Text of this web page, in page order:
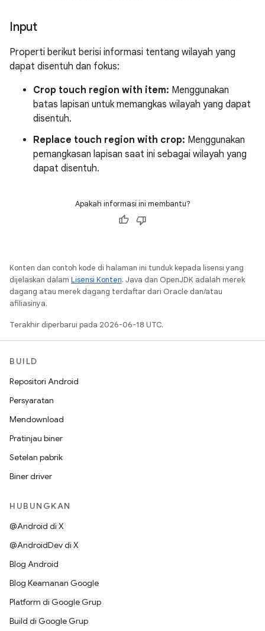
Input
Properti berikut berisi informasi tentang wilayah yang
dapat disentuh dan fokus:
Crop touch region with item: Menggunakan
batas lapisan untuk memangkas wilayah yang dapat
disentuh.
Replace touch region with crop: Menggunakan
pemangkasan lapisan saat ini sebagai wilayah yang
dapat disentuh.
Apakah informasi ini membantu?
Konten dan contoh kode di halaman ini tunduk kepada lisensi yang
dijelaskan dalam Lisensi Konten. Java dan OpenJDK adalah merek
dagang atau merek dagang terdaftar dari Oracle dan/atau
afiliasinya.
Terakhir diperbarui pada 2026-06-18 UTC.
BUILD
Repositori Android
Persyaratan
Mendownload
Pratinjau biner
Setelan pabrik
Biner driver
HUBUNGKAN
@Android di X
@AndroidDev di X
Blog Android
Blog Keamanan Google
Platform di Google Grup
Build di Google Grup